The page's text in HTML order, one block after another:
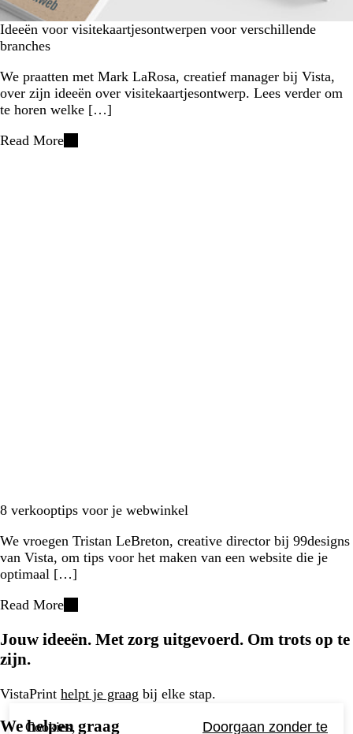
Ideeën voor visitekaartjesontwerpen voor verschillende
branches
We praatten met Mark LaRosa, creatief manager bij Vista,
over zijn ideeën over visitekaartjesontwerp. Lees verder om
te horen welke […]
Read More
8 verkooptips voor je webwinkel
We vroegen Tristan LeBreton, creative director bij 99designs
van Vista, om tips voor het maken van een website die je
optimaal […]
Read More
Jouw ideeën. Met zorg uitgevoerd. Om trots op te
zijn.
VistaPrint helpt je graag bij elke stap.
We helpen graag
Cookies, Doorgaan zonder te